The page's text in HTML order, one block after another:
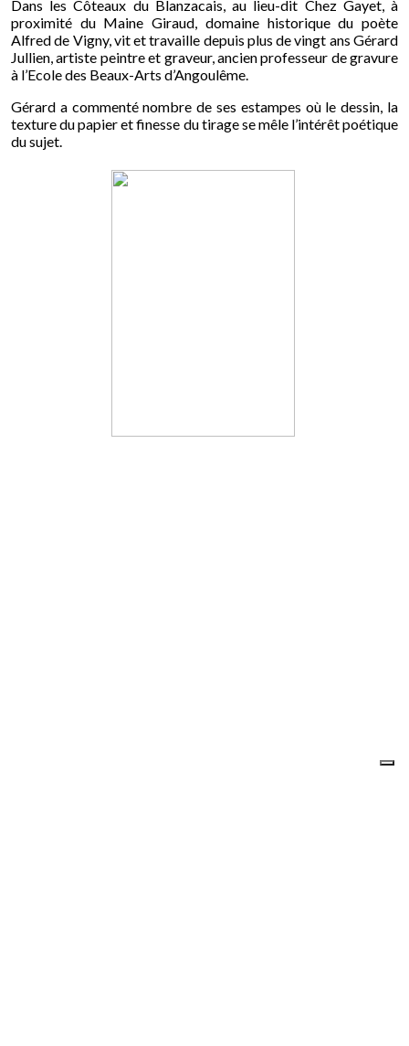
Dans les Côteaux du Blanzacais, au lieu-dit Chez Gayet, à
proximité du Maine Giraud, domaine historique du poète
Alfred de Vigny, vit et travaille depuis plus de vingt ans Gérard
Jullien, artiste peintre et graveur, ancien professeur de gravure
à l’Ecole des Beaux-Arts d’Angoulême.
Gérard a commenté nombre de ses estampes où le dessin, la
texture du papier et finesse du tirage se mêle l’intérêt poétique
du sujet.